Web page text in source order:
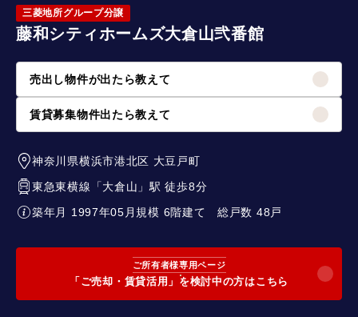
三菱地所グループ分譲
藤和シティホームズ大倉山弐番館
売出し物件が出たら教えて
賃貸募集物件出たら教えて
神奈川県横浜市港北区 大豆戸町
東急東横線 「大倉山 」駅 徒歩8分
築年月 1997年05月規模 6階建て総戸数 48戸
ご所有者様専用ページ
「ご売却・賃貸活用」を検討中の方はこちら